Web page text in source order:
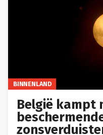
BINNENLAND
België kampt